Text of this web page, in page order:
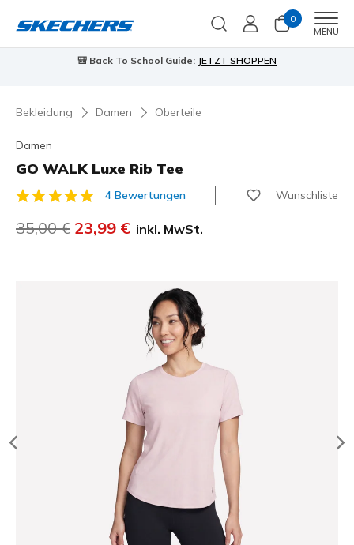
0
MENU
JETZT SHOPPEN ⭐Skechers VIP:45 Tage
Bekleidung Damen Oberteile
Damen
GO WALK Luxe Rib Tee
3,9 von 5 Kundenbewertungen
4 Bewertungen Wunschliste
Reduziert von
35,00 € auf
23,99 € inkl. MwSt.